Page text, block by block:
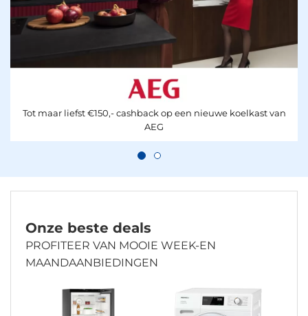
Tot maar liefst €150,- cashback op een nieuwe koelkast van
AEG
Onze beste deals
PROFITEER VAN MOOIE WEEK-EN
MAANDAANBIEDINGEN